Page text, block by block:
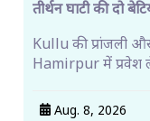
तीर्थन घाटी की दो
Kullu की प्रांजली
Hamirpur में प्रवेश
Aug. 8, 2026